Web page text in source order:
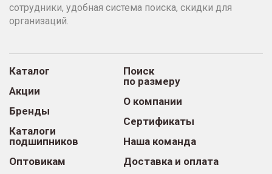
сотрудники, удобная система поиска, скидки для
организаций.
Каталог
Акции
Бренды
Каталоги
подшипников
Оптовикам
Поиск
по размеру
О компании
Сертификаты
Наша команда
Доставка и оплата